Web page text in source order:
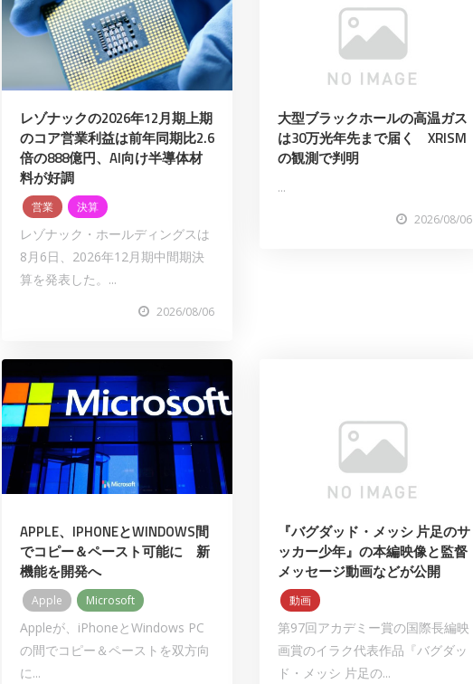
レゾナックの2026年12月期上期
のコア営業利益は前年同期比2.6
倍の888億円、AI向け半導体材
料が好調
営業 決算
レゾナック・ホールディングスは
8月6日、2026年12月期中間期決
算を発表した。...
2026/08/06
大型ブラックホールの高温ガス
は30万光年先まで届く XRISM
の観測で判明
...
2026/08/06
APPLE、IPHONEとWINDOWS間
でコピー＆ペースト可能に 新
機能を開発へ
Apple Microsoft
Appleが、iPhoneとWindows PC
の間でコピー＆ペーストを双方向
に...
『バグダッド・メッシ 片足のサ
ッカー少年』の本編映像と監督
メッセージ動画などが公開
動画
第97回アカデミー賞の国際⻑編映
画賞のイラク代表作品『バグダッ
ド・メッシ 片足の...